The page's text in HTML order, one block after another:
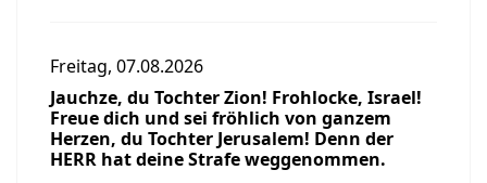
Freitag, 07.08.2026
Jauchze, du Tochter Zion! Frohlocke, Israel!
Freue dich und sei fröhlich von ganzem
Herzen, du Tochter Jerusalem! Denn der
HERR hat deine Strafe weggenommen.